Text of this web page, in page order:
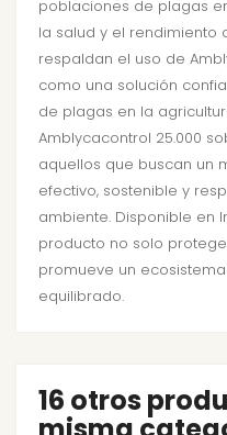
poblaciones de plagas
la salud y el rendimiento
respaldan el uso de
como una solución
de plagas en la
Amblycacontrol 25.000
aquellos que buscan un
efectivo, sostenible y
ambiente. Disponible en
producto no solo
promueve un
equilibrado.
16 otros